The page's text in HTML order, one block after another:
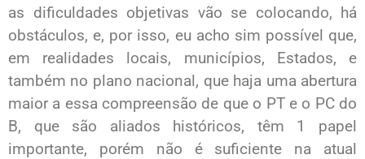
as dificuldades objetivas vão se colocando, há
obstáculos, e, por isso, eu acho sim possível que,
em realidades locais, municípios, Estados, e
também no plano nacional, que haja uma abertura
maior a essa compreensão de que o PT e o PC do
B, que são aliados históricos, têm 1 papel
importante, porém não é suficiente na atual